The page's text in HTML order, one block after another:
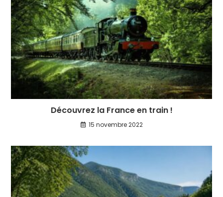
Découvrez la France en train !
15 novembre 2022